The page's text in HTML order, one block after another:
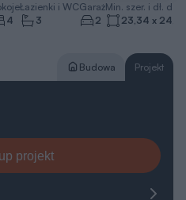
4
Łazienki i WC
3
Garaż
2
Min. szer. i dł.
23,34 x
Budowa Projekt
projekt